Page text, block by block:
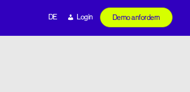
Demo anfordern
Login
DE